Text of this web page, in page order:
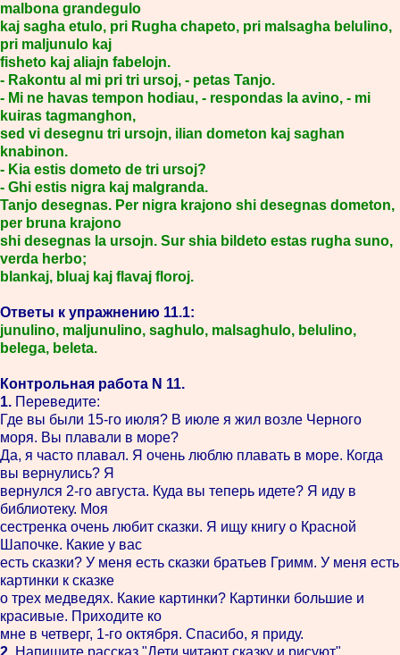
malbona grandegulo
kaj sagha etulo, pri Rugha chapeto, pri malsagha belulino,
pri maljunulo kaj
fisheto kaj aliajn fabelojn.
- Rakontu al mi pri tri ursoj, - petas Tanjo.
- Mi ne havas tempon hodiau, - respondas la avino, - mi
kuiras tagmanghon,
sed vi desegnu tri ursojn, ilian dometon kaj saghan
knabinon.
- Kia estis dometo de tri ursoj?
- Ghi estis nigra kaj malgranda.
Tanjo desegnas. Per nigra krajono shi desegnas dometon,
per bruna krajono
shi desegnas la ursojn. Sur shia bildeto estas rugha suno,
verda herbo;
blankaj, bluaj kaj flavaj floroj.
Ответы к упражнению 11.1:
junulino, maljunulino, saghulo, malsaghulo, belulino,
belega, beleta.
Контрольная работа N 11.
1. Переведите:
Где вы были 15-го июля? В июле я жил возле Черного
моря. Вы плавали в море?
Да, я часто плавал. Я очень люблю плавать в море. Когда
вы вернулись? Я
вернулся 2-го августа. Куда вы теперь идете? Я иду в
библиотеку. Моя
сестренка очень любит сказки. Я ищу книгу о Красной
Шапочке. Какие у вас
есть сказки? У меня есть сказки братьев Гримм. У меня есть
картинки к сказке
о трех медведях. Какие картинки? Картинки большие и
красивые. Приходите ко
мне в четверг, 1-го октября. Спасибо, я приду.
2. Напишите рассказ "Дети читают сказку и рисуют".